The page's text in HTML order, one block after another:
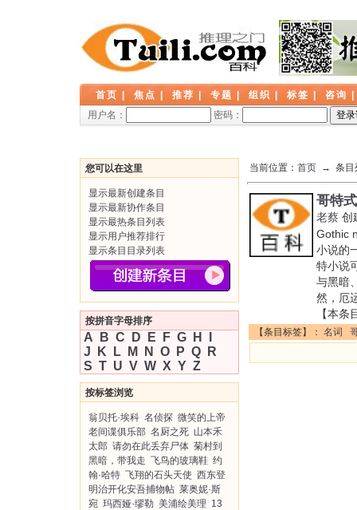
首页 焦点 推荐 专题 组织 标签 咨询
用户名：
密码：
您可以在这里
显示最新创建条目
显示最新协作条目
显示最热条目列表
显示用户推荐排行
显示条目目录列表
按拼音字母排序
A B C D E F G H
J
K L M N O P Q
R
S T U V W X Y Z
按标签浏览
翁贝托·埃科 名侦探 微笑的上帝
老间谍俱乐部 名厨之死 山本禾
太郎 请勿在此丢弃尸体 菊村到
黑暗，带我走 飞鸟的玻璃鞋 约
翰·哈特 飞翔的石头天使 西东登
明治开化安吾捕物帖 莱奥妮·斯
宛 玛西娅·缪勒 美浦绘美理 13
当前位置： 首页 → 条目
哥特
老蔡 创
Gothic
小说的
特小说
与黑暗
然，厄
【本条
【条目标签】： 名词